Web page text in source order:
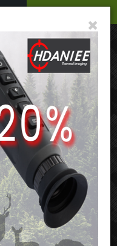
de
Razvrsti po: ceni nazivu